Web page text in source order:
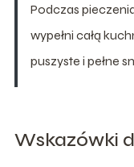
Podczas
wypełni całą
puszyste i pełne
Wskazówki